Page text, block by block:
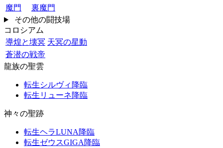
魔門
裏魔門
その他の闘技場
コロシアム
導煌と壊冥 天冥の星動
蒼潜の戦帝
龍族の聖雲
転生シルヴィ降臨
転生リューネ降臨
神々の聖跡
転生ヘラLUNA降臨
転生ゼウスGIGA降臨